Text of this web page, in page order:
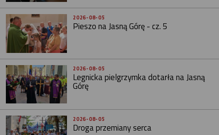
2026-08-05
Pieszo na Jasną Górę - cz. 5
2026-08-05
Legnicka pielgrzymka dotarła na Jasną
Górę
2026-08-05
Droga przemiany serca